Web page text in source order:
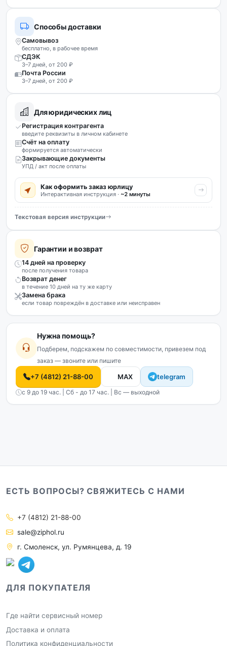
Способы доставки
Самовывоз
бесплатно, в рабочее время
СДЭК
3–7 дней, от 200 ₽
Почта России
3–7 дней, от 200 ₽
Для юридических лиц
Регистрация контрагента
введите реквизиты в личном кабинете
Счёт на оплату
формируется автоматически
Закрывающие документы
УПД / акт после оплаты
Как оформить заказ юрлицу
Интерактивная инструкция · ~2 минуты
Текстовая версия инструкции
Гарантии и возврат
14 дней на проверку
после получения товара
Возврат денег
в течение 10 дней на ту же карту
Замена брака
если товар повреждён в доставке или неисправен
Нужна помощь?
Подберем, подскажем по совместимости, привезем под
заказ — звоните или пишите
+7 (4812) 21-88-00 MAX telegram
с 9 до 19 час. | Сб - до 17 час. | Вс — выходной
ЕСТЬ ВОПРОСЫ? СВЯЖИТЕСЬ С НАМИ
+7 (4812) 21-88-00
sale@ziphol.ru
г. Смоленск, ул. Румянцева, д. 19
ДЛЯ ПОКУПАТЕЛЯ
Где найти сервисный номер
Доставка и оплата
Политика конфиденциальности